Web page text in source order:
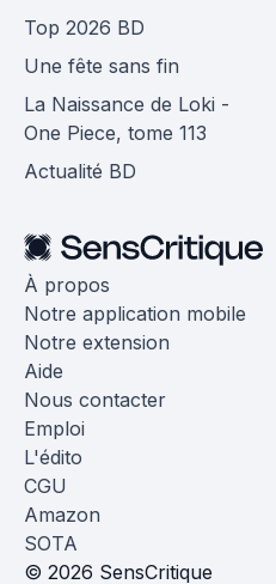
Top 2026 BD
Une fête sans fin
La Naissance de Loki -
One Piece, tome 113
Actualité BD
À propos
Notre application mobile
Notre extension
Aide
Nous contacter
Emploi
L'édito
CGU
Amazon
SOTA
© 2026 SensCritique